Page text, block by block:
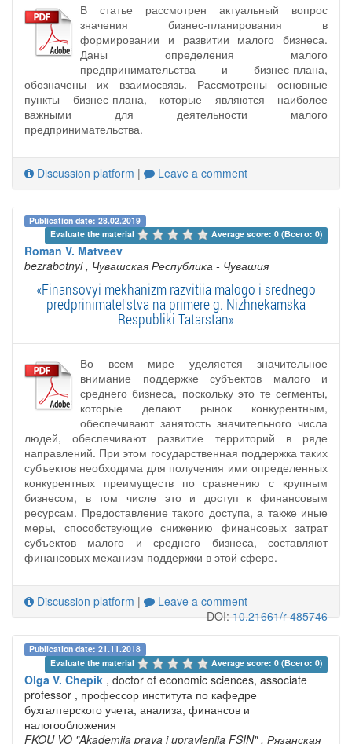
В статье рассмотрен актуальный вопрос
значения бизнес-планирования в
формировании и развитии малого бизнеса.
Даны определения малого
предпринимательства и бизнес-плана,
обозначены их взаимосвязь. Рассмотрены основные
пункты бизнес-плана, которые являются наиболее
важными для деятельности малого
предпринимательства.
Discussion platform | Leave a comment
Publication date: 28.02.2019
Evaluate the material
Average score: 0 (Всего: 0)
Roman V. Matveev
bezrabotnyi , Чувашская Республика - Чувашия
«Finansovyi mekhanizm razvitiia malogo i srednego
predprinimatel'stva na primere g. Nizhnekamska
Respubliki Tatarstan»
Во всем мире уделяется значительное
внимание поддержке субъектов малого и
среднего бизнеса, поскольку это те сегменты,
которые делают рынок конкурентным,
обеспечивают занятость значительного числа
людей, обеспечивают развитие территорий в ряде
направлений. При этом государственная поддержка таких
субъектов необходима для получения ими определенных
конкурентных преимуществ по сравнению с крупным
бизнесом, в том числе это и доступ к финансовым
ресурсам. Предоставление такого доступа, а также иные
меры, способствующие снижению финансовых затрат
субъектов малого и среднего бизнеса, составляют
финансовых механизм поддержки в этой сфере.
Discussion platform |
Leave a comment
DOI:10.21661/r-485746
Publication date: 21.11.2018
Evaluate the material
Average score: 0 (Всего: 0)
Olga V. Chepik , doctor of economic sciences, associate
professor , профессор института по кафедре
бухгалтерского учета, анализа, финансов и
налогообложения
FKOU VO "Akademiia prava i upravleniia FSIN" , Рязанская